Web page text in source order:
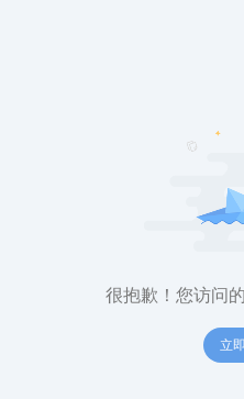
很抱歉！您访问
立